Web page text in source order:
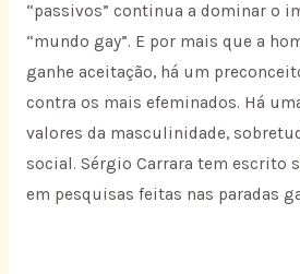
“passivos” continua a dominar o
“mundo gay”. E por mais que a
ganhe aceitação, há um
contra os mais efeminados. Há
valores da masculinidade,
social. Sérgio Carrara tem escrito
em pesquisas feitas nas paradas